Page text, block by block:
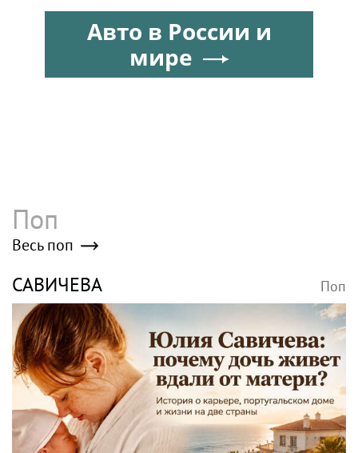
фамилии
Авто в России и
мире
Поп
Весь поп
САВИЧЕВА Поп